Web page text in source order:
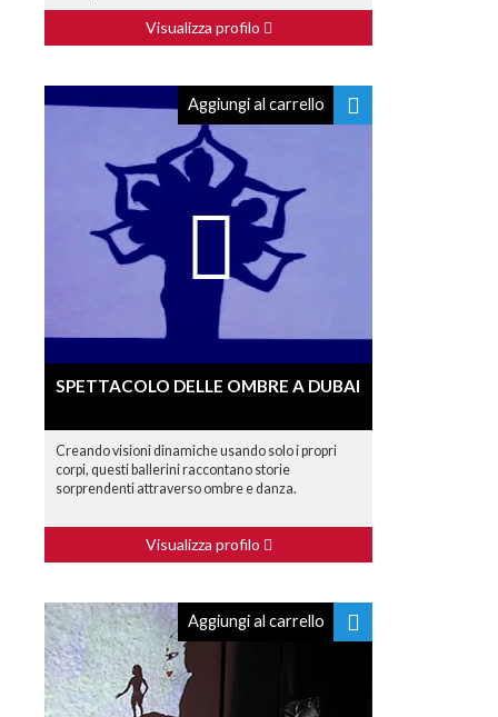
Visualizza profilo
Aggiungi al carrello
SPETTACOLO DELLE OMBRE A DUBAI
Creando visioni dinamiche usando solo i propri
corpi, questi ballerini raccontano storie
sorprendenti attraverso ombre e danza.
Visualizza profilo
Aggiungi al carrello